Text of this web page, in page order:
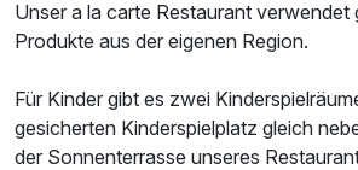
Unser a la carte Restaurant verwendet
Produkte aus der eigenen Region.
Für Kinder gibt es zwei
gesicherten Kinderspielplatz gleich
der Sonnenterrasse unseres